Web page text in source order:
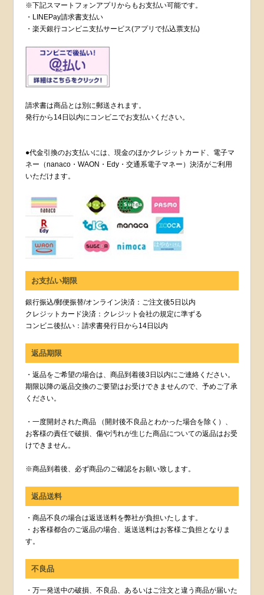
※下記スマートフォンアプリからもお支払い可能です。
・LINEPay請求書支払い
・楽天銀行コンビニ支払サービス(アプリで払込票支払)
請求書は商品とは別に郵送されます。
発行から14日以内にコンビニでお支払いください。
●代金引換のお支払いには、現金のほかクレジットカード、電子マ
ネー（nanaco・WAON・Edy・交通系電子マネー）決済がご利用
いただけます。
お支払い期限
銀行振込/郵便振替/オンライン決済：ご注文後5日以内
クレジットカード決済：クレジット会社の規定に準ずる
コンビニ後払い：請求書発行日から14日以内
返品期限
・返品をご希望の場合は、商品到着後3日以内にご連絡ください。
期限以降の返品交換のご要望はお受けできませんので、予めご了承
ください。
・一度開封された商品 （開封後不良品とわかった場合を除く）、
お客様の責任で破損、傷や汚れが生じた商品についての返品はお受
けできません。
※商品到着後、必ず商品のご確認をお願い致します。
返品送料
・商品不良の場合は返送送料を弊社が負担いたします。
・お客様都合のご返品の場合、返送送料はお客様ご負担となりま
す。
不良品
・万一発送中の破損、不良品、あるいはご注文と違う商品が届いた